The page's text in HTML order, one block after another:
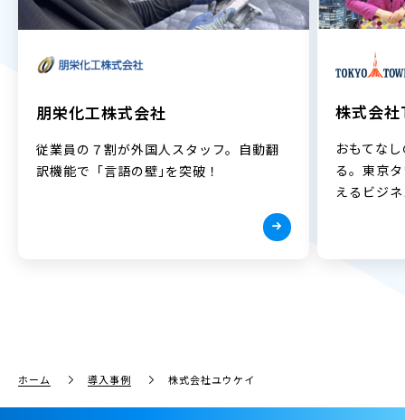
朋栄化工株式会社
従業員の７割が外国人スタッフ。自動翻
訳機能で「言語の壁｣を突破！
株式会
おもてな
る。東京
えるビジ
ホーム 導入事例 株式会社ユウケイ